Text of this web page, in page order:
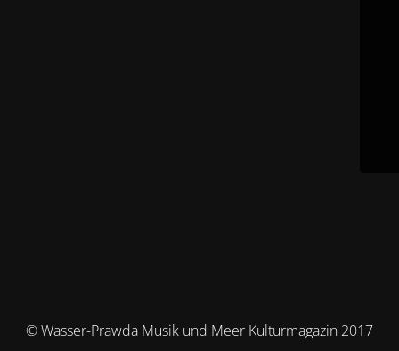
© Wasser-Prawda Musik und Meer Kulturmagazin 2017